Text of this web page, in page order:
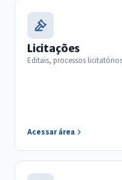
Licitações
Editais, processos
Acessar área